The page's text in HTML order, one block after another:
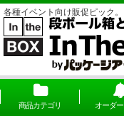
各種イベント向け販促ピック
商品カテゴリ オーダ